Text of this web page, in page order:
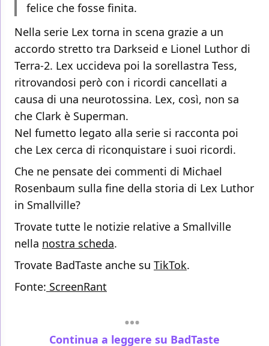
felice che fosse finita.
Nella serie Lex torna in scena grazie a un
accordo stretto tra Darkseid e Lionel Luthor di
Terra-2. Lex uccideva poi la sorellastra Tess,
ritrovandosi però con i ricordi cancellati a
causa di una neurotossina. Lex, così, non sa
che Clark è Superman.
Nel fumetto legato alla serie si racconta poi
che Lex cerca di riconquistare i suoi ricordi.
Che ne pensate dei commenti di Michael
Rosenbaum sulla fine della storia di Lex Luthor
in Smallville?
Trovate tutte le notizie relative a Smallville
nella nostra scheda.
Trovate BadTaste anche su TikTok.
Fonte: ScreenRant
Continua a leggere su BadTaste